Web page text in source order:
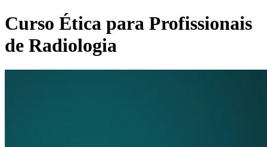
Curso Ética para Profissionais
de Radiologia